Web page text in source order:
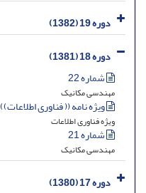
دوره 19 (1382)
دوره 18 (1381)
شماره 22
مهندسی مکانیک
ویژه نامه (( فناوری اطلاعات))
ویژه فناوری اطلاعات
شماره 21
مهندسی مکانیک
دوره 17 (1380)